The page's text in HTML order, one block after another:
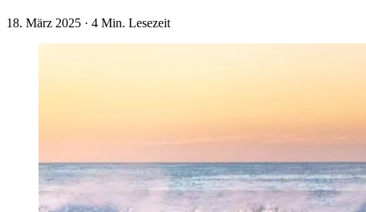
18. März 2025 · 4 Min. Lesezeit